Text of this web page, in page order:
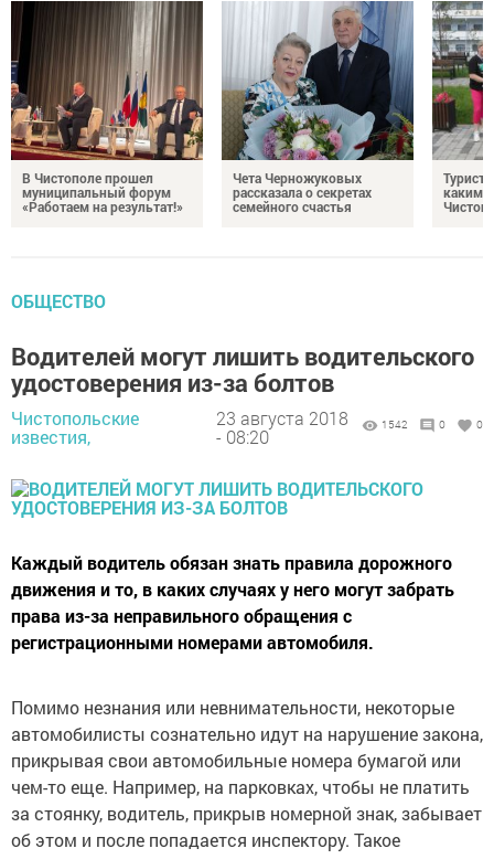
В Чистополе прошел
муниципальный форум
«Работаем на результат!»
Чета Черножуковых
рассказала о секретах
семейного счастья
каким
ОБЩЕСТВО
Водителей могут лишить водительского
удостоверения из-за болтов
Чистопольские
известия,
23 августа 2018
- 08:20
1542 0 0
Каждый водитель обязан знать правила дорожного
движения и то, в каких случаях у него могут забрать
права из-за неправильного обращения с
регистрационными номерами автомобиля.
Помимо незнания или невнимательности, некоторые
автомобилисты сознательно идут на нарушение закона,
прикрывая свои автомобильные номера бумагой или
чем-то еще. Например, на парковках, чтобы не платить
за стоянку, водитель, прикрыв номерной знак, забывает
об этом и после попадается инспектору. Такое